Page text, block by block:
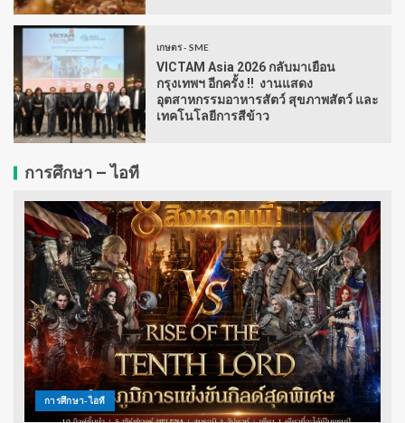
เกษตร - SME
VICTAM Asia 2026 กลับมาเยือน
กรุงเทพฯ อีกครั้ง !! งานแสดง
อุตสาหกรรมอาหารสัตว์ สุขภาพสัตว์ และ
เทคโนโลยีการสีข้าว
การศึกษา – ไอที
การศึกษา-ไอที